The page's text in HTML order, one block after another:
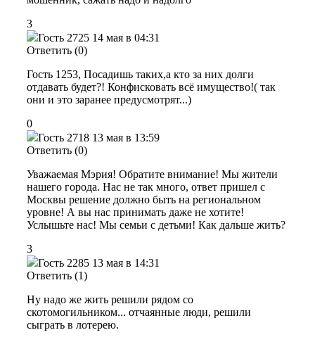
3
Гость 2725 14 мая в 04:31
Ответить (0)
Гость 1253, Посадишь таких,а кто за них долги
отдавать будет?! Конфисковать всё имущество!( так
они и это заранее предусмотрят...)
0
Гость 2718 13 мая в 13:59
Ответить (0)
Уважаемая Мэрия! Обратите внимание! Мы жители
нашего города. Нас не так много, ответ пришел с
Москвы решение должно быть на региональном
уровне! А вы нас принимать даже не хотите!
Услышьте нас! Мы семьи с детьми! Как дальше жить?
3
Гость 2285 13 мая в 14:31
Ответить (1)
Ну надо же жить решили рядом со
скотомогильником... отчаянные люди, решили
сыграть в лотерею.